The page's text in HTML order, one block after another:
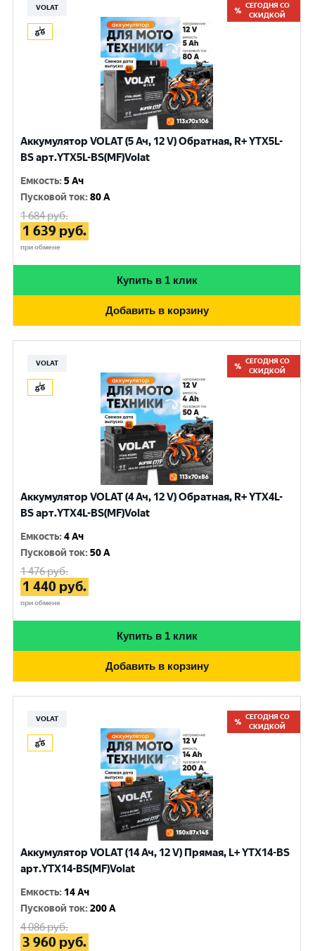
VOLAT
СЕГОДНЯ СО
СКИДКОЙ
Аккумулятор VOLAT (5 Ач, 12 V) Обратная, R+ YTX5L-
BS арт.YTX5L-BS(MF)Volat
Емкость:5 Ач
Пусковой ток:80 A
1 684руб.
1 639 руб.
при обмене
Купить в 1 клик
Добавить в корзину
VOLAT
СЕГОДНЯ СО
СКИДКОЙ
Аккумулятор VOLAT (4 Ач, 12 V) Обратная, R+ YTX4L-
BS арт.YTX4L-BS(MF)Volat
Емкость:4 Ач
Пусковой ток:50 A
1 476руб.
1 440 руб.
при обмене
Купить в 1 клик
Добавить в корзину
VOLAT
СЕГОДНЯ СО
СКИДКОЙ
Аккумулятор VOLAT (14 Ач, 12 V) Прямая, L+ YTX14-BS
арт.YTX14-BS(MF)Volat
Емкость: 14 Ач
Пусковой ток:200 A
4 086руб.
3 960 руб.